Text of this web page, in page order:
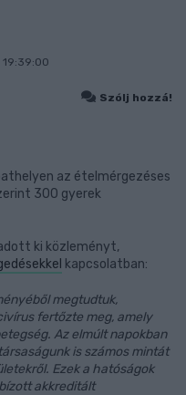
Szólj hozzá!
az ételmérgezéses
300 gyerek
ki közleményt,
kapcsolatban:
megtudtuk,
fertőzte meg, amely
Az elmúlt napokban
is számos mintát
Ezek a hatóságok
akkreditált